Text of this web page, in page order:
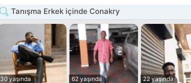
Tanışma Erkek içinde Conakry
30 yaşında
62 yaşında
22 yaşında